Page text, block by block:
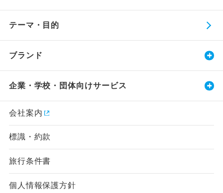
テーマ・目的
ブランド
企業・学校・団体向けサービス
会社案内
標識・約款
旅行条件書
個人情報保護方針